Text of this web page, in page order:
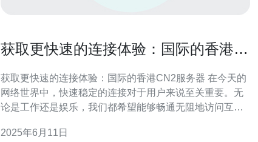
获取更快速的连接体验：国际的香港
获取更快速的连接体验：国际的香港CN2服务器 在今天的
网络世界中，快速稳定的连接对于用户来说至关重要。无
论是工作还是娱乐，我们都希望能够畅通无阻地访问互联
器，可以帮助您获得更快速的连接体验。 香港CN2服务器
2025年6月11日